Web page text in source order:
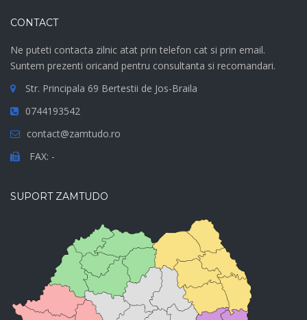
CONTACT
Ne puteti contacta zilnic atat prin telefon cat si prin email.
Suntem prezenti oricand pentru consultanta si recomandari.
Str. Principala 69 Bertestii de Jos-Braila
0744193542
contact@zamtudo.ro
FAX: -
SUPORT ZAMTUDO